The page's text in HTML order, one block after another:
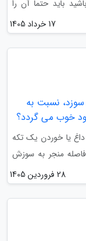
باید حتما آن را
17 خرداد 1405
نسبت به
خوب می گردد؟
یا خوردن یک تکه
منجر به سوزش
28 فروردین 1405